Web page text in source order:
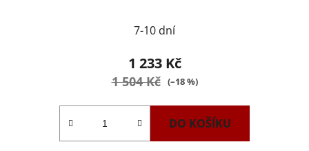
7-10 dní
1 233 Kč
1 504 Kč (–18 %)
DO KOŠÍKU